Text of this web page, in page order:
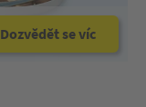
Dozvědět se víc